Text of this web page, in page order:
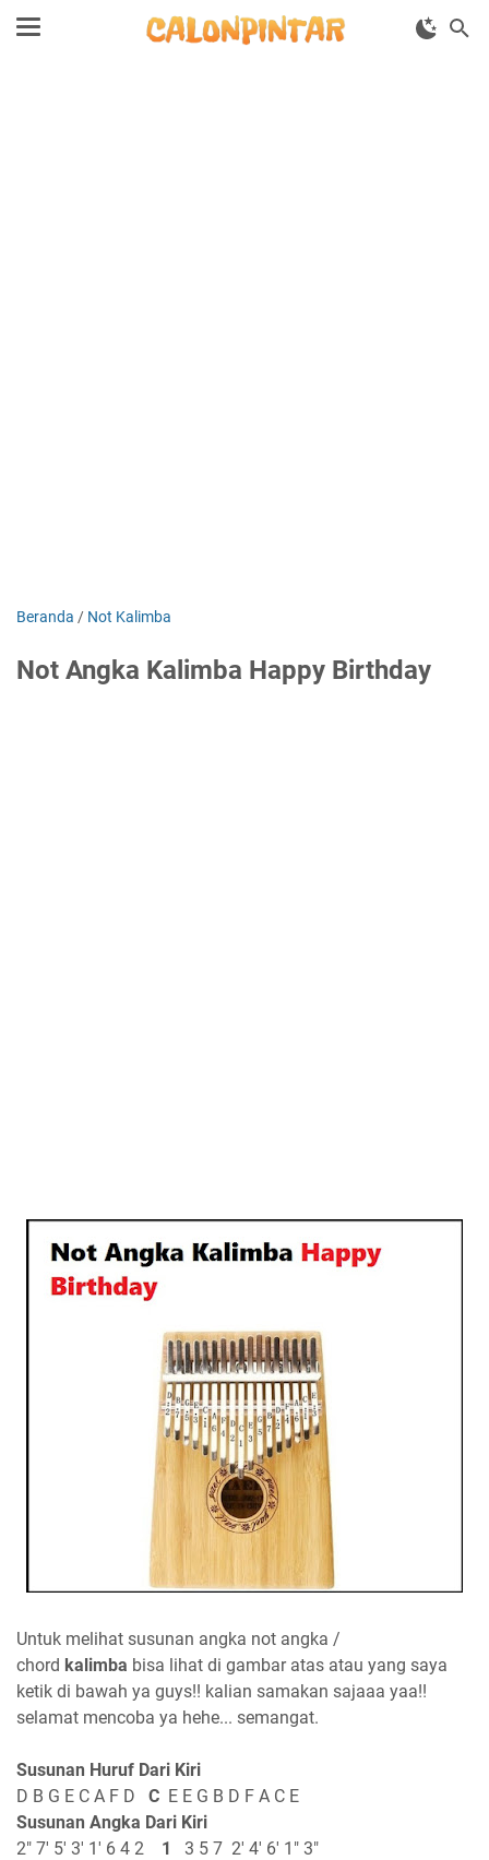
Beranda / Not Kalimba
Not Angka Kalimba Happy Birthday
Untuk melihat susunan angka not angka /
chord kalimba bisa lihat di gambar atas atau yang saya
ketik di bawah ya guys!! kalian samakan sajaaa yaa!!
selamat mencoba ya hehe... semangat.
Susunan Huruf Dari Kiri
D B G E C A F D C E E G B D F A C E
Susunan Angka Dari Kiri
2" 7' 5' 3' 1' 6 4 2 1 3 5 7 2' 4' 6' 1" 3"